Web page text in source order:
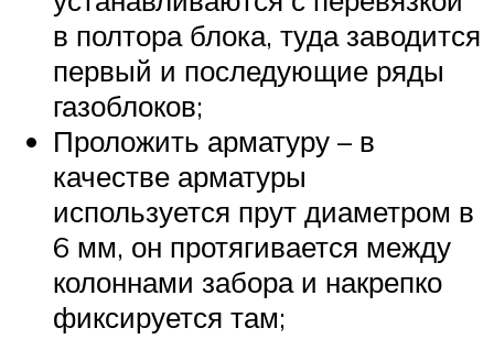
в полтора блока, туда заводится
первый и последующие ряды
газоблоков;
Проложить арматуру – в
качестве арматуры
используется прут диаметром в
6 мм, он протягивается между
колоннами забора и накрепко
фиксируется там;